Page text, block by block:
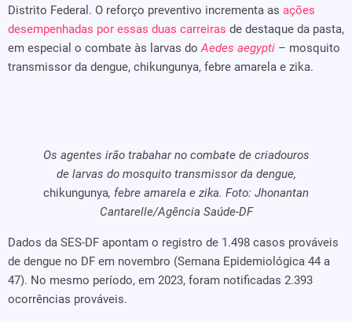
Distrito Federal. O reforço preventivo incrementa as ações
desempenhadas por essas duas carreiras de destaque da pasta,
em especial o combate às larvas doAedes aegypti – mosquito
transmissor da dengue, chikungunya, febre amarela e zika.
Os agentes irão trabahar no combate de criadouros
de larvas do mosquito transmissor da dengue,
chikungunya, febre amarela e zika. Foto: Jhonantan
Cantarelle/Agência Saúde-DF
Dados da SES-DF apontam o registro de 1.498 casos prováveis
de dengue no DF em novembro (Semana Epidemiológica 44 a
47). No mesmo período, em 2023, foram notificadas 2.393
ocorrências prováveis.